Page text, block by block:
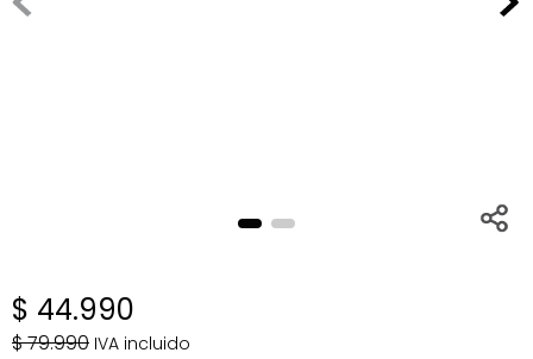
$ 44.990
$79.990 IVA incluido